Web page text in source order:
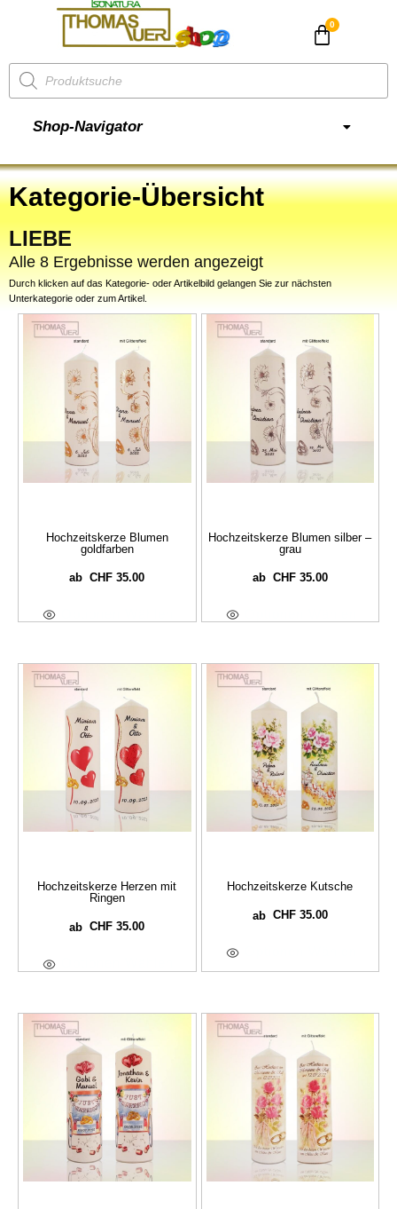
Shop-Navigator
Kategorie-Übersicht
LIEBE
Alle 8 Ergebnisse werden angezeigt
Durch klicken auf das Kategorie- oder Artikelbild gelangen Sie zur nächsten
Unterkategorie oder zum Artikel.
Hochzeitskerze Blumen
goldfarben
abCHF 35.00
Hochzeitskerze Blumen silber –
grau
ab CHF35.00
Hochzeitskerze Herzen mit
Ringen
abCHF 35.00
Hochzeitskerze Kutsche
ab CHF35.00